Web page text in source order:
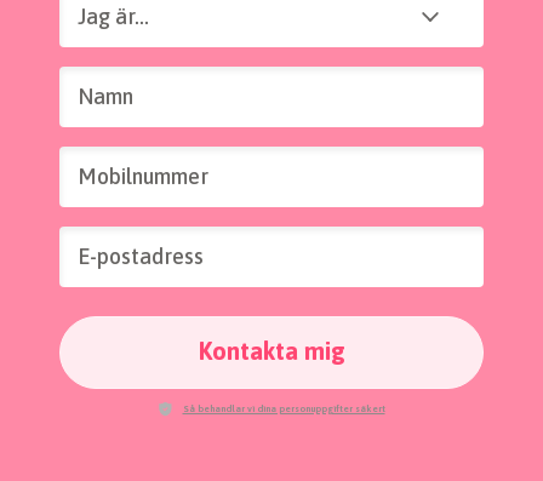
Jag är...
Jag är...
Namn
Mobilnummer
E-postadress
Kontakta mig
Så behandlar vi dina personuppgifter säkert